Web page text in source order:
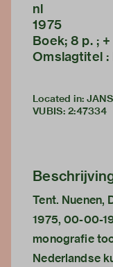
nl
1975
Boek; 8 p. ;
Omslagtitel :
Located in:
VUBIS: 2:47334
Tent. Nuenen,
1975, 00-00-
monografie
Nederlandse